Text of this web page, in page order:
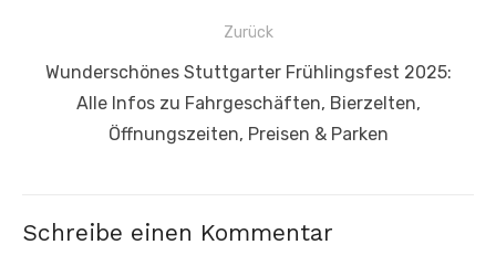
Beitragsnavigation
Zurück
Vorheriger
Beitrag:
Wunderschönes Stuttgarter Frühlingsfest 2025:
Alle Infos zu Fahrgeschäften, Bierzelten,
Öffnungszeiten, Preisen & Parken
Schreibe einen Kommentar